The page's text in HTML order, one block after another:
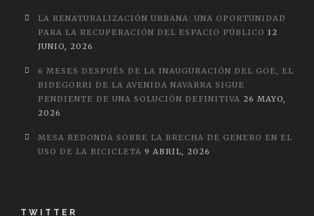
LA RENATURALIZACIÓN URBANA: UNA OPORTUNIDAD
PARA LA RECUPERACIÓN DEL ESPACIO PÚBLICO 12
JUNIO, 2026
6 MESES DESPUÉS DE LA INAUGURACIÓN DEL GOE, EL
BIDEGORRI DE LA AVENIDA NAVARRA SIGUE
PENDIENTE DE UNA SOLUCIÓN DEFINITIVA 26 MAYO,
2026
MESA REDONDA SOBRE LA BRECHA DE GENERO EN EL
USO DE LA BICICLETA 9 ABRIL, 2026
TWITTER